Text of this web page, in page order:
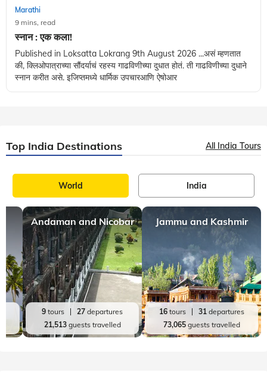
Marathi
9 mins, read
स्नान : एक कला!
Published in Loksatta Lokrang 9th August 2026 ...असं म्हणतात
की, क्लिओपात्राच्या सौंदर्याचं रहस्य गाढविणीच्या दुधात होतं. ती गाढविणीच्या दुधाने
स्नान करीत असे. इजिप्तमध्ये धार्मिक उपचारआणि ऐषोआर
Top India Destinations All India Tours
World India
Andaman and Nicobar
9 tours 27 departures
21,513guests travelled
Jammu and Kashmir
16tours 31departures
73,065guests travelled